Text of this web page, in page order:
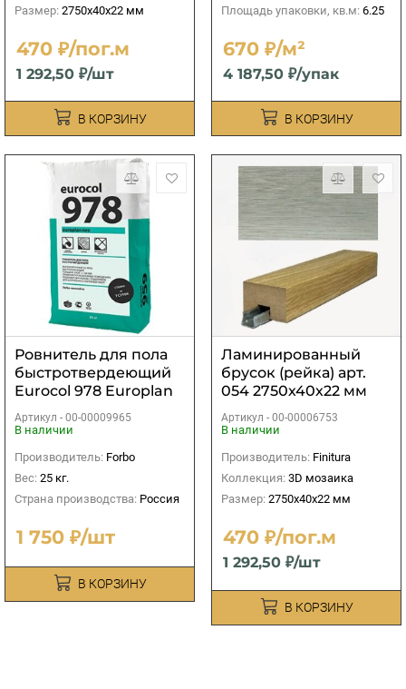
Размер: 2750х40х22 мм
470 ₽/пог.м
1 292,50 ₽/шт
В КОРЗИНУ
Площадь упаковки, кв.м: 6.25
670 ₽/м²
4 187,50 ₽/упак
В КОРЗИНУ
Ровнитель для пола
быстротвердеющий
Eurocol 978 Europlan
Neo 25 кг
Артикул - 00-00009965
В наличии
Производитель: Forbo
Вес: 25 кг.
Страна производства: Россия
1 750 ₽/шт
В КОРЗИНУ
Ламинированный
брусок (рейка) арт.
054 2750х40х22 мм
Артикул - 00-00006753
В наличии
Производитель: Finitura
Коллекция: 3D мозаика
Размер: 2750х40х22 мм
470 ₽/пог.м
1 292,50 ₽/шт
В КОРЗИНУ